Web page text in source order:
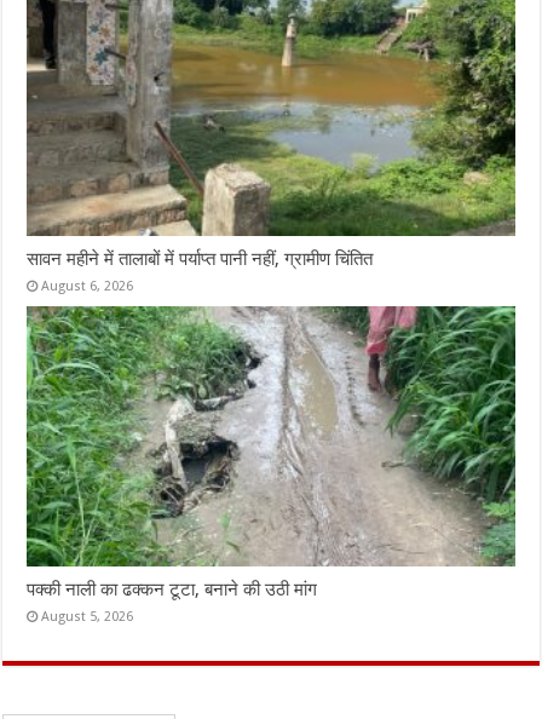
सावन महीने में तालाबों में पर्याप्त पानी नहीं, ग्रामीण चिंतित
August 6, 2026
पक्की नाली का ढक्कन टूटा, बनाने की उठी मांग
August 5, 2026